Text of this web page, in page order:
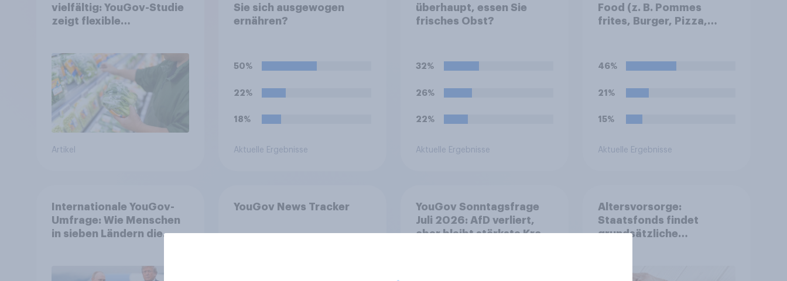
vielfältig: YouGov-Studie
zeigt flexible
Artikel
Sie sich ausgewogen
ernähren?
50%
22%
18%
Aktuelle Ergebnisse
überhaupt, essen Sie
frisches Obst?
32%
26%
22%
Aktuelle Ergebnisse
Food (z. B. Pommes
frites, Burger, Pizza,
46%
21%
15%
Aktuelle Ergebnisse
Internationale YouGov-
Umfrage: Wie Menschen
in sieben Ländern die
Bedrohungen und
YouGov News Tracker
YouGov Sonntagsfrage
Juli 2026: AfD verliert,
aber bleibt stärkste Kraft
Altersvorsorge:
Staatsfonds findet
grundsätzliche
entscheiden über die